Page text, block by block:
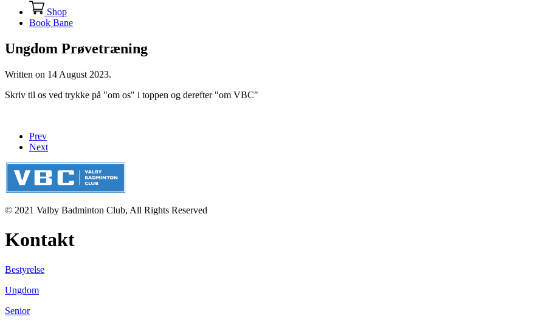
Shop
Book Bane
Ungdom Prøvetræning
Written on 14 August 2023.
Skriv til os ved trykke på "om os" i toppen og derefter "om VBC"
Prev
Next
© 2021 Valby Badminton Club, All Rights Reserved
Kontakt
Bestyrelse
Ungdom
Senior